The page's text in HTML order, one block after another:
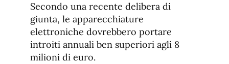
Secondo una recente delibera di
giunta, le apparecchiature
elettroniche dovrebbero portare
introiti annuali ben superiori agli 8
milioni di euro.